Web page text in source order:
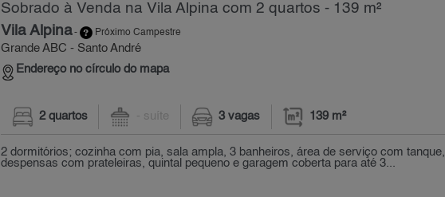
Sobrado à Venda na Vila Alpina com 2 quartos - 139 m²
Vila Alpina- Próximo Campestre
Grande ABC - Santo André
Endereço no círculo do mapa
2 quartos - suíte 3 vagas 139 m²
2 dormitórios; cozinha com pia, sala ampla, 3 banheiros, área de serviço com tanque,
despensas com prateleiras, quintal pequeno e garagem coberta para até 3...